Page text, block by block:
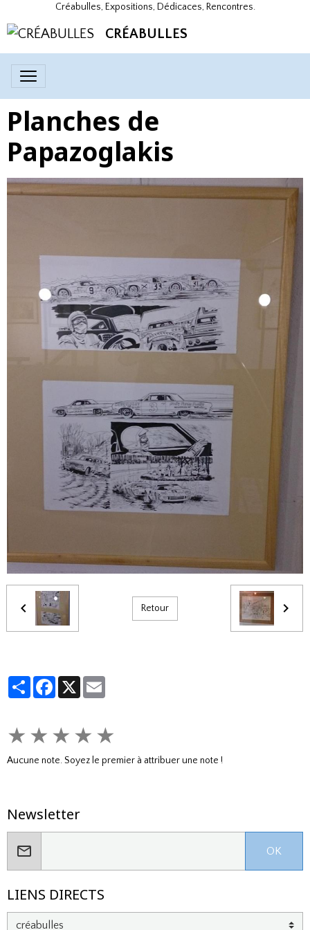
Créabulles, Expositions, Dédicaces, Rencontres.
CRÉABULLES
Planches de
Papazoglakis
Retour
PartagerFacebook
X
★ ★ ★ ★ ★
Aucune note. Soyez le premier à attribuer une note !
Newsletter
OK
LIENS DIRECTS